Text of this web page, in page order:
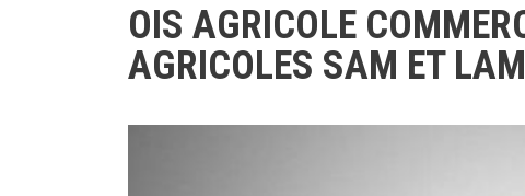
OIS AGRICOLE
AGRICOLES SAM ET